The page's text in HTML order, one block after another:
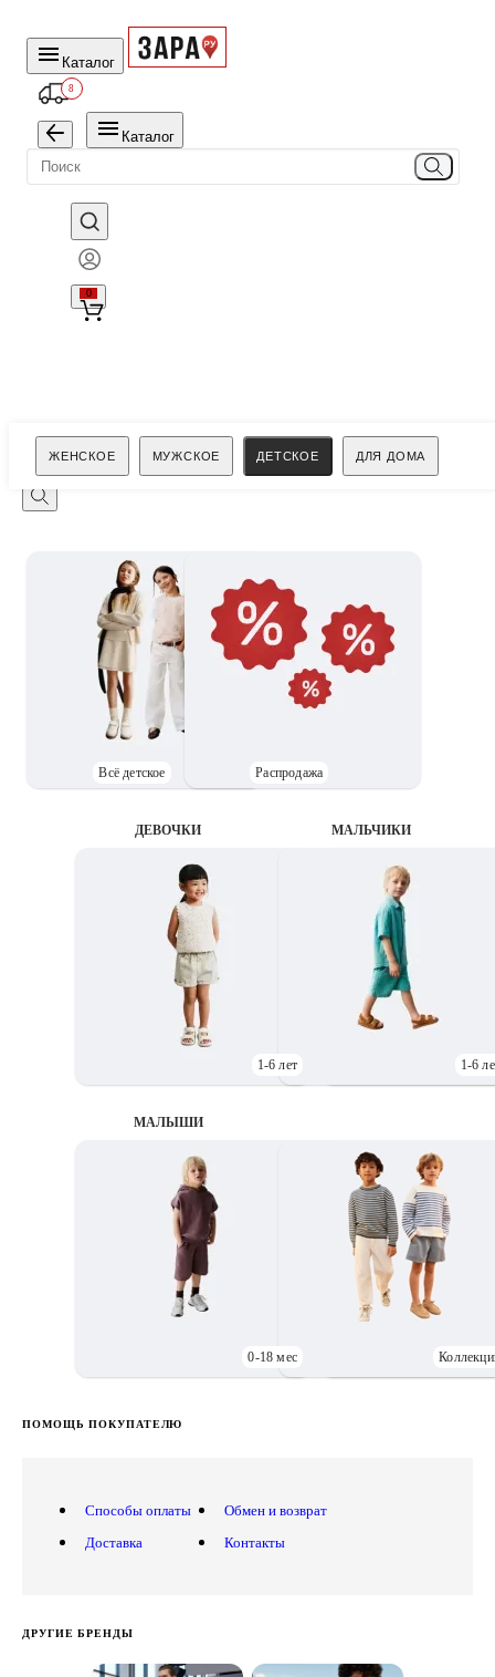
Каталог
8
Каталог
0
ЖЕНСКОЕ МУЖСКОЕ ДЕТСКОЕ ДЛЯ ДОМА
Поиск
Всё детское Распродажа
ДЕВОЧКИ
1-6 лет
MАЛЬЧИКИ
1-6
МАЛЫШИ
0-18 мес
ПОМОЩЬ ПОКУПАТЕЛЮ
Способы оплаты
Доставка
Обмен и возврат
Контакты
ДРУГИЕ БРЕНДЫ